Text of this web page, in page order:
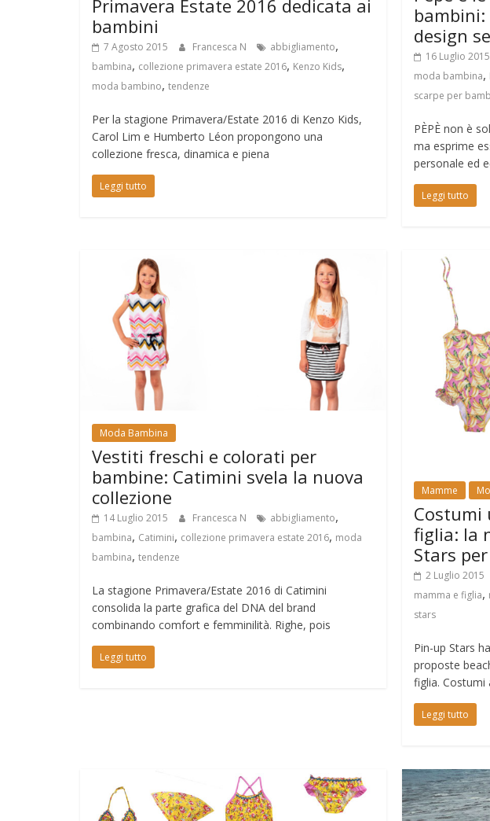
Primavera Estate 2016 dedicata ai
bambini
7 Agosto 2015 Francesca N abbigliamento,
bambina, collezione primavera estate 2016, Kenzo Kids,
moda bambino, tendenze
Per la stagione Primavera/Estate 2016 di Kenzo Kids,
Carol Lim e Humberto Léon propongono una
collezione fresca, dinamica e piena
Leggi tutto
design
16 Luglio 2015
moda bambina,
scarpe per
PÈPÈ non è
ma esprime
personale ed
Leggi tutto
Moda Bambina
Vestiti freschi e colorati per
bambine: Catimini svela la nuova
collezione
14 Luglio 2015 Francesca N abbigliamento,
bambina, Catimini, collezione primavera estate 2016, moda
bambina, tendenze
La stagione Primavera/Estate 2016 di Catimini
consolida la parte grafica del DNA del brand
combinando comfort e femminilità. Righe, pois
Leggi tutto
Mamme
Costumi
figlia: la
Stars
2 Luglio 2015
mamma e figlia,
stars
Pin-up Stars
proposte
figlia. Costumi
Leggi tutto